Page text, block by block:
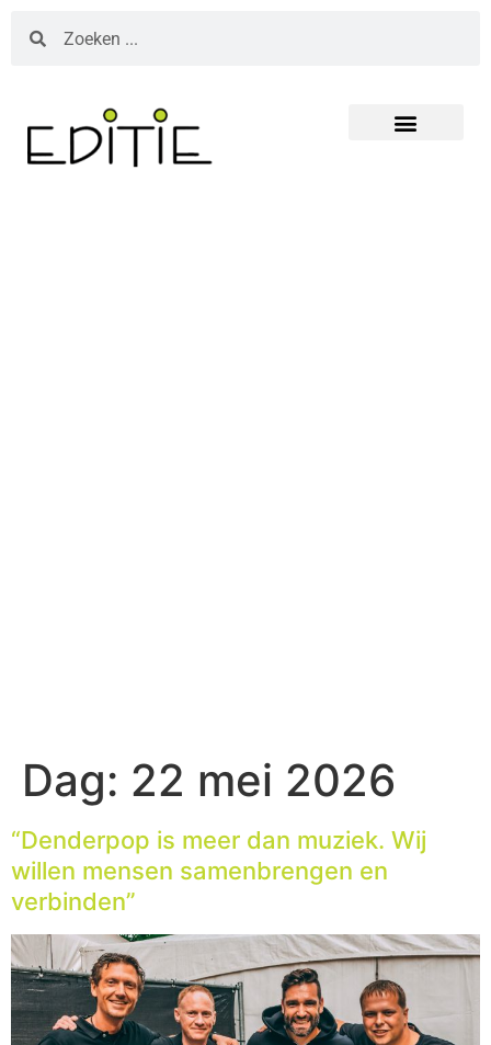
Dag: 22 mei 2026
“Denderpop is meer dan muziek. Wij
willen mensen samenbrengen en
verbinden”